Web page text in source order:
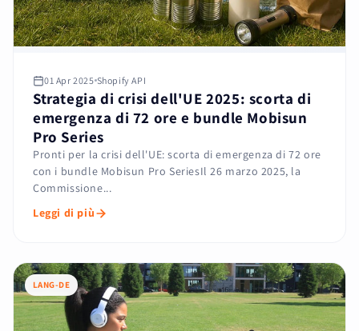
01 Apr 2025 Shopify API
Strategia di crisi dell'UE 2025: scorta di
emergenza di 72 ore e bundle Mobisun
Pro Series
Pronti per la crisi dell'UE: scorta di emergenza di 72 ore
con i bundle Mobisun Pro SeriesIl 26 marzo 2025, la
Commissione...
Leggi di più
LANG-DE